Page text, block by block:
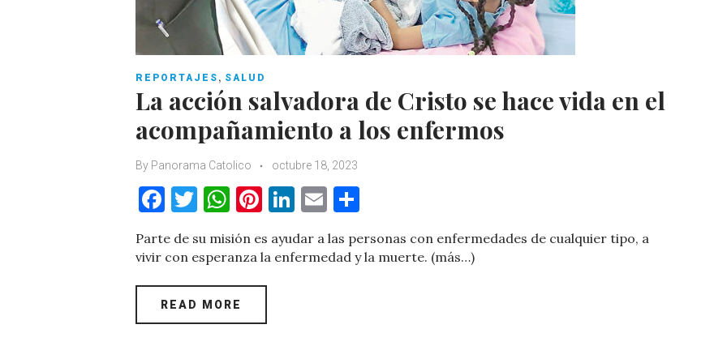
REPORTAJES , SALUD
La acción salvadora de Cristo se hace vida en el
acompañamiento a los enfermos
By Panorama Catolico octubre 18, 2023
F
c
e
b
o
T
it
te
r
W
h
at
s
A
p
Pi
er
es
Li
n
k
E
m
ai m
Parte de su misión es ayudar a las personas con enfermedades de cualquier tipo, a
vivir con esperanza la enfermedad y la muerte. (más…)
READ MORE